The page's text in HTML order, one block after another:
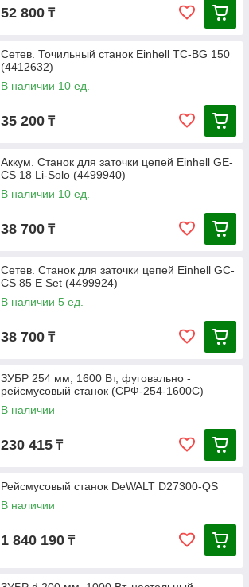
52 800 ₸
Сетев. Точильный станок Einhell TC-BG 150
(4412632)
В наличии 10 ед.
35 200 ₸
Аккум. Станок для заточки цепей Einhell GE-
CS 18 Li-Solo (4499940)
В наличии 10 ед.
38 700 ₸
Сетев. Станок для заточки цепей Einhell GC-
CS 85 E Set (4499924)
В наличии 5 ед.
38 700 ₸
ЗУБР 254 мм, 1600 Вт, фуговально -
рейсмусовый станок (СРФ-254-1600С)
В наличии
230 415 ₸
Рейсмусовый станок DeWALT D27300-QS
В наличии
1 840 190 ₸